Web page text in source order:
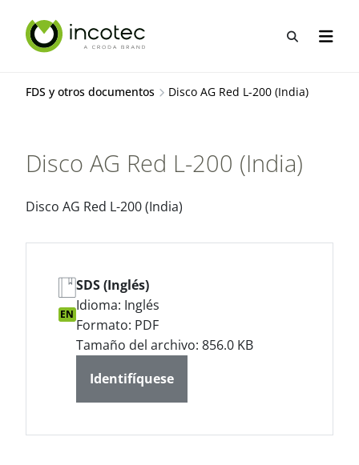
contenido
menú
Abrir
Abrir
FDS y otros documentos Disco AG Red L-200 (India)
Disco AG Red L-200 (India)
Disco AG Red L-200 (India)
EN
SDS (Inglés)
Idioma: Inglés
Formato: PDF
Tamaño del archivo: 856.0 KB
Identifíquese